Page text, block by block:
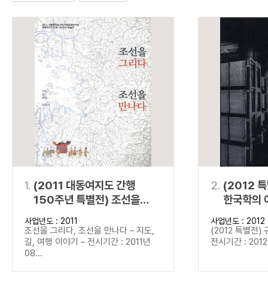
검색 연산자 사용안내
연산자
AND 정조 AND 정약용
“정조”와 “정약
색
OR 정조 OR 정약용 “정조” 또는 “
NOT 정조 NOT 정약용
“정조”가 나온
료를 검색
동시에 여러 개의 연산자를 사용할 수 있습니다.
1. (2011 대동여지도 간행
150주년 특별전) 조선을
그리다, 조선을 만나다
사업년도 : 2011
조선을 그리다, 조선을 만나다 – 지도,
길, 여행 이야기 – 전시기간 : 2011년
08...
2. (2012 특
한국학의
사업년도 : 2012
(2012 특별전)
전시기간 :